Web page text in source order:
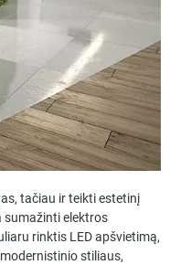
tačiau ir teikti estetinį
sumažinti elektros
rinktis LED apšvietimą,
stiliaus,